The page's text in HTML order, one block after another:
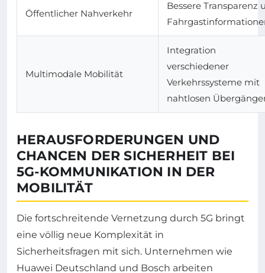
Öffentlicher Nahverkehr
Bessere Transparenz
Multimodale Mobilität
Integration
verschiedener
Verkehrssysteme mit
nahtlosen
HERAUSFORDERUNGEN UND
CHANCEN DER SICHERHEIT BEI
5G-KOMMUNIKATION IN DER
MOBILITÄT
Die fortschreitende Vernetzung durch 5G bringt
eine völlig neue Komplexität in
Sicherheitsfragen mit sich. Unternehmen wie
Huawei Deutschland und Bosch arbeiten